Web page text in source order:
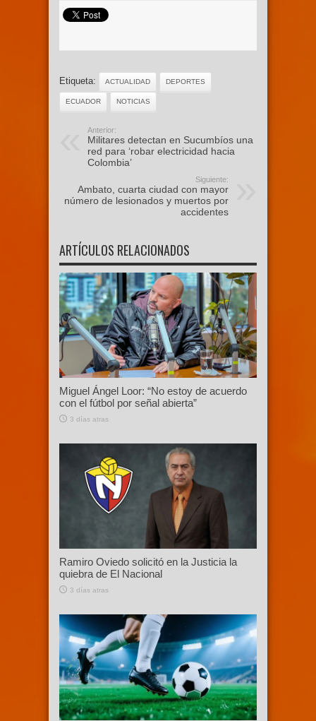
Etiqueta: ACTUALIDAD DEPORTES
ECUADOR NOTICIAS
Anterior:
Militares detectan en Sucumbíos una
red para ‘robar electricidad hacia
Colombia’
Siguiente:
Ambato, cuarta ciudad con mayor
número de lesionados y muertos por
accidentes
ARTÍCULOS RELACIONADOS
Miguel Ángel Loor: “No estoy de acuerdo
con el fútbol por señal abierta”
3 días atras
Ramiro Oviedo solicitó en la Justicia la
quiebra de El Nacional
3 días atras